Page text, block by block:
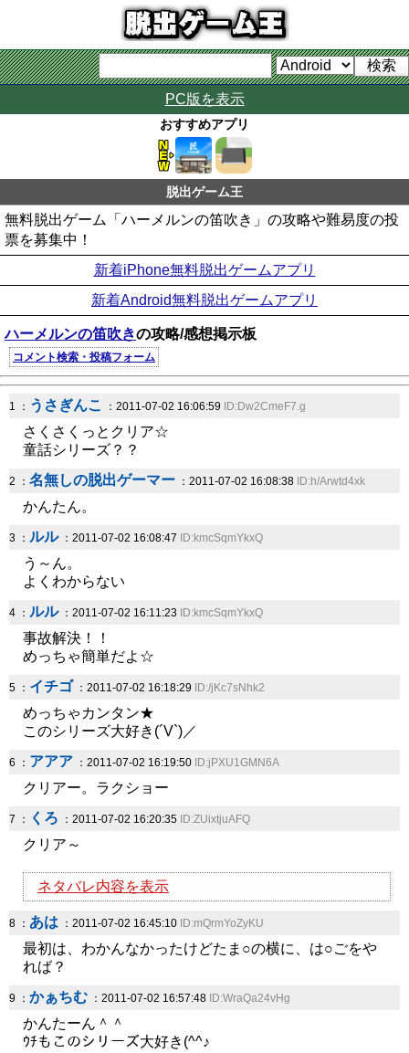
PC版を表示
おすすめアプリ
脱出ゲーム王
無料脱出ゲーム「ハーメルンの笛吹き」の攻略や難易度の投
票を募集中！
新着iPhone無料脱出ゲームアプリ
新着Android無料脱出ゲームアプリ
ハーメルンの笛吹きの攻略/感想掲示板
コメント検索・投稿フォーム
1 ： うさぎんこ ：2011-07-02 16:06:59 ID:Dw2CmeF7.g
さくさくっとクリア☆
童話シリーズ？？
2 ： 名無しの脱出ゲーマー ：2011-07-02 16:08:38 ID:h/Arwtd4xk
かんたん。
3 ： ルル：2011-07-02 16:08:47 ID:kmcSqmYkxQ
う～ん。
よくわからない
4 ： ルル：2011-07-02 16:11:23 ID:kmcSqmYkxQ
事故解決！！
めっちゃ簡単だよ☆
5 ： イチゴ ：2011-07-02 16:18:29 ID:/jKc7sNhk2
めっちゃカンタン★
このシリーズ大好き(´V`)／
6 ： アアア ：2011-07-02 16:19:50 ID:jPXU1GMN6A
クリアー。ラクショー
7 ： くろ ：2011-07-02 16:20:35 ID:ZUixtjuAFQ
クリア～
ネタバレ内容を表示
8 ： あは ：2011-07-02 16:45:10 ID:mQrmYoZyKU
最初は、わかんなかったけどたま○の横に、は○ごをや
れば？
9 ： かぁちむ ：2011-07-02 16:57:48 ID:WraQa24vHg
かんたーん＾＾
ｳﾁもこのシリーズ大好き(^^♪